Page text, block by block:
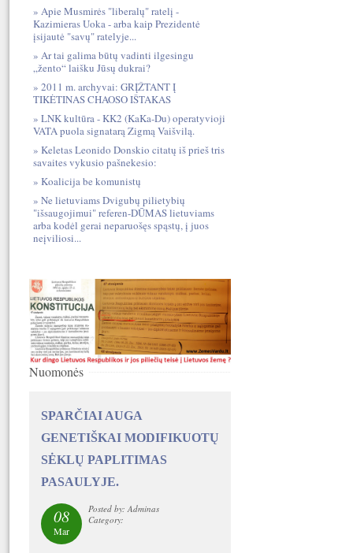
Apie Musmirės "liberalų" ratelį -
Kazimieras Uoka - arba kaip Prezidentė
įsijautė "savų" ratelyje...
Ar tai galima būtų vadinti ilgesingu
„žento“ laišku Jūsų dukrai?
2011 m. archyvai: GRĮŽTANT Į
TIKĖTINAS CHAOSO IŠTAKAS
LNK kultūra - KK2 (KaKa-Du) operatyvioji
VATA puola signatarą Zigmą Vaišvilą.
Keletas Leonido Donskio citatų iš prieš tris
savaites vykusio pašnekesio:
Koalicija be komunistų
Ne lietuviams Dvigubų pilietybių
"išsaugojimui" referen-DŪMAS lietuviams
arba kodėl gerai neparuošęs spąstų, į juos
neįviliosi...
Nuomonės
SPARČIAI AUGA
GENETIŠKAI MODIFIKUOTŲ
SĖKLŲ PAPLITIMAS
PASAULYJE.
08
Mar
Posted by: Adminas
Category: